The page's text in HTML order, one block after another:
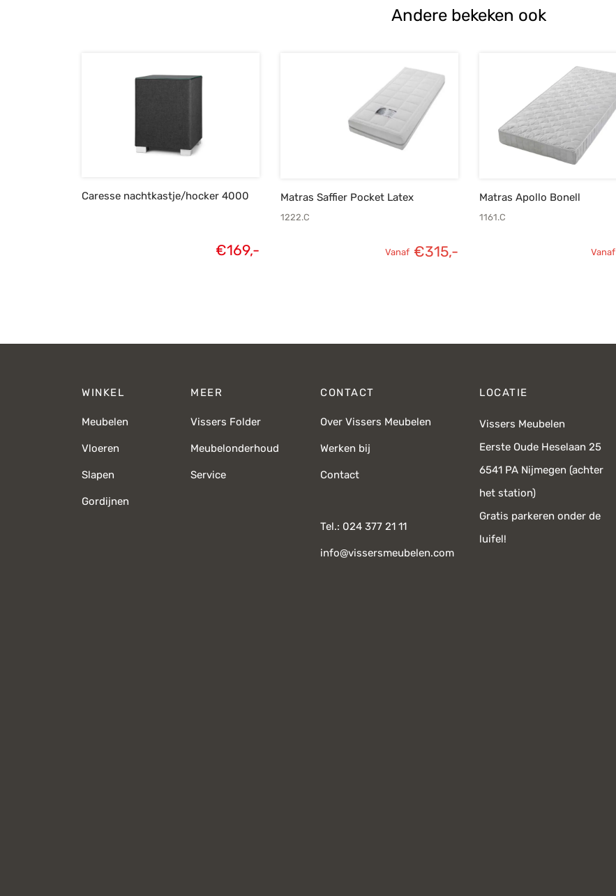
Andere bekeken ook
Caresse nachtkastje/hocker 4000
€169,-
Matras Saffier Pocket Latex
1222.C
Vanaf €315,-
Matras Apollo Bonell
1161.C
Vanaf
WINKEL
Meubelen
Vloeren
Slapen
Gordijnen
MEER
Vissers Folder
Meubelonderhoud
Service
CONTACT
Over Vissers Meubelen
Werken bij
Contact
Tel.: 024 377 21 11
info@vissersmeubelen.com
LOCATIE
Vissers Meubelen
Eerste Oude Heselaan 25
6541 PA Nijmegen (achter
het station)
Gratis parkeren onder de
luifel!